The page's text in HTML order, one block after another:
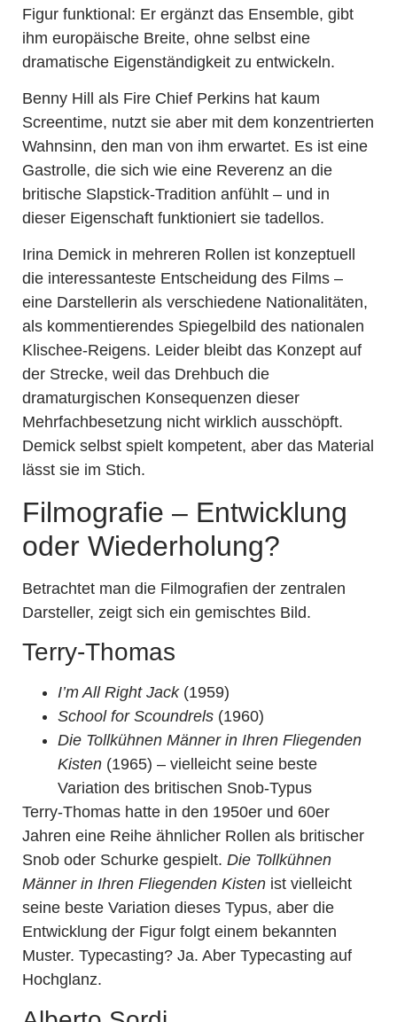
Figur funktional: Er ergänzt das Ensemble, gibt
ihm europäische Breite, ohne selbst eine
dramatische Eigenständigkeit zu entwickeln.
Benny Hill als Fire Chief Perkins hat kaum
Screentime, nutzt sie aber mit dem konzentrierten
Wahnsinn, den man von ihm erwartet. Es ist eine
Gastrolle, die sich wie eine Reverenz an die
britische Slapstick-Tradition anfühlt – und in
dieser Eigenschaft funktioniert sie tadellos.
Irina Demick in mehreren Rollen ist konzeptuell
die interessanteste Entscheidung des Films –
eine Darstellerin als verschiedene Nationalitäten,
als kommentierendes Spiegelbild des nationalen
Klischee-Reigens. Leider bleibt das Konzept auf
der Strecke, weil das Drehbuch die
dramaturgischen Konsequenzen dieser
Mehrfachbesetzung nicht wirklich ausschöpft.
Demick selbst spielt kompetent, aber das Material
lässt sie im Stich.
Filmografie – Entwicklung
oder Wiederholung?
Betrachtet man die Filmografien der zentralen
Darsteller, zeigt sich ein gemischtes Bild.
Terry-Thomas
I’m All Right Jack(1959)
School for Scoundrels (1960)
Die Tollkühnen Männer in Ihren Fliegenden
Kisten (1965) – vielleicht seine beste
Variation des britischen Snob-Typus
Terry-Thomas hatte in den 1950er und 60er
Jahren eine Reihe ähnlicher Rollen als britischer
Snob oder Schurke gespielt. Die Tollkühnen
Männer in Ihren Fliegenden Kisten ist vielleicht
seine beste Variation dieses Typus, aber die
Entwicklung der Figur folgt einem bekannten
Muster. Typecasting? Ja. Aber Typecasting auf
Hochglanz.